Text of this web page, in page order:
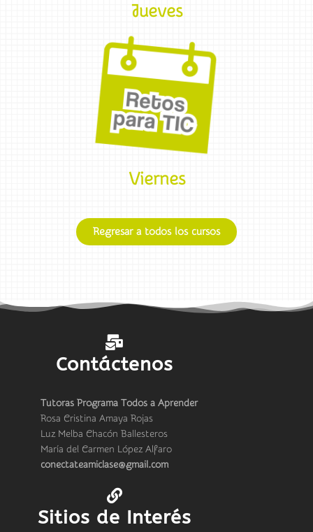
Jueves
Viernes
Regresar a todos los cursos
Contáctenos
Tutoras Programa Todos a Aprender
Rosa Cristina Amaya Rojas
Luz Melba Chacón Ballesteros
María del Carmen López Alfaro
conectateamiclase@gmail.com
Sitios de Interés